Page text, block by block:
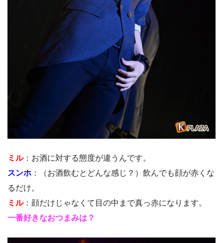
ミル：お酒に対する態度が違うんです。
スンホ ：（お酒飲むとどんな感じ？）飲んでも顔が赤くな
るだけ。
ミル：顔だけじゃなくて目の中まで真っ赤になります。
一番好きなおつまみは？